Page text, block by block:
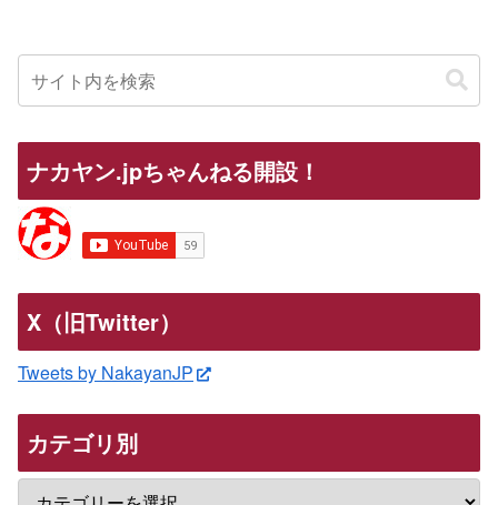
ナカヤン.jpちゃんねる開設！
X（旧Twitter）
Tweets by NakayanJP
カテゴリ別